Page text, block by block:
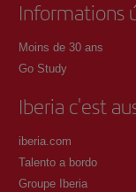
Informations
Moins de 30 ans
Go Study
Iberia c'est
iberia.com
Talento a bordo
Groupe Iberia